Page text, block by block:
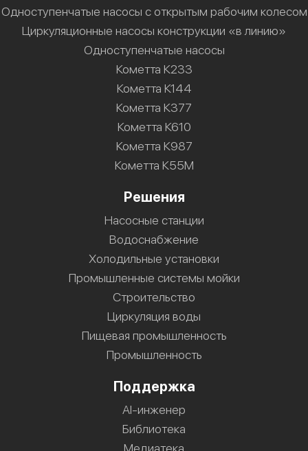
Одноступенчатые насосы с открытым рабочим колесом
Циркуляционные насосы конструкции «в линию»
Одноступенчатые насосы
Кометта К233
Кометта К144
Кометта К377
Кометта К610
Кометта К987
Кометта К55М
Решения
Насосные станции
Водоснабжение
Холодильные установки
Промышленные системы мойки
Строительство
Циркуляция воды
Пищевая промышленность
Промышленность
Поддержка
AI-инженер
Библиотека
Медиатека